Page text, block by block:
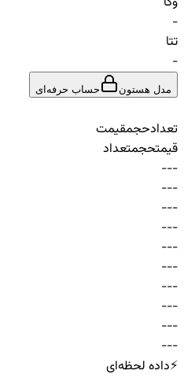
-
تتا
-
مدل هستون حساب حرفه‌ای
تعدادحجمقیمت
قیمتحجمتعداد
-
-
-
-
-
-
-
-
-
-
-
-
-
-
-
-
-
-
-
-
-
-
-
-
-
-
-
-
-
-
⚡داده لحظه‌ای